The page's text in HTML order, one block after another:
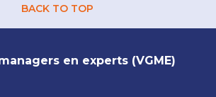
BACK TO TOP
en experts (VGME)